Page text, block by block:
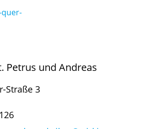
Petrus und Andreas
Straße 3